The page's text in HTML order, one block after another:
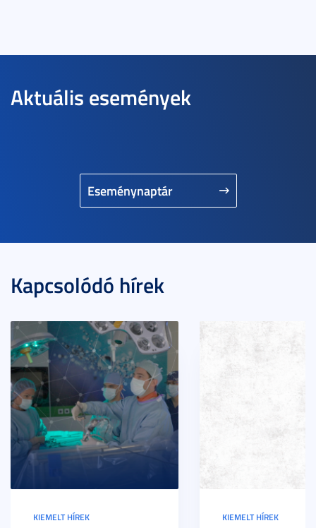
Aktuális események
Eseménynaptár
Kapcsolódó hírek
KIEMELT HÍREK KIEMELT HÍREK